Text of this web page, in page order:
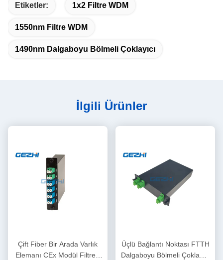
Etiketler: 1x2 Filtre WDM
1550nm Filtre WDM
1490nm Dalgaboyu Bölmeli Çoklayıcı
İlgili Ürünler
Çift Fiber Bir Arada Varlık
Elemanı CEx Modül Filtresi
Üçlü Bağlantı Noktası FTTH
Dalgaboyu Bölmeli Çoklama